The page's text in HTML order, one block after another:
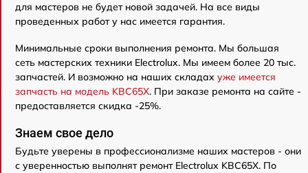
для мастеров не будет новой задачей. На все виды
проведенных работ у нас имеется гарантия.
Минимальные сроки выполнения ремонта. Мы большая
сеть мастерских техники Electrolux. Мы имеем более 20 тыс.
запчастей. И возможно на наших складах уже имеется
запчасть на модель KBC65X. При заказе ремонта на сайте -
предоставляется скидка -25%.
Знаем свое дело
Будьте уверены в профессионализме наших мастеров - они
с уверенностью выполнят ремонт Electrolux KBC65X. По